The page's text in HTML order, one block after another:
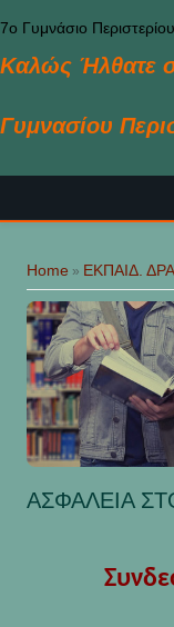
7ο Γυμνάσιο Περιστερίου
Καλώς Ήλθατε
Γυμνασίου
Home » ΕΚΠΑΙΔ.
ΑΣΦΑΛΕΙΑ